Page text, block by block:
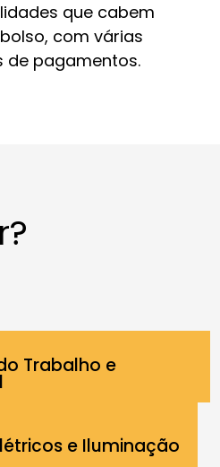
que cabem
com várias
de pagamentos.
Trabalho e
e Iluminação